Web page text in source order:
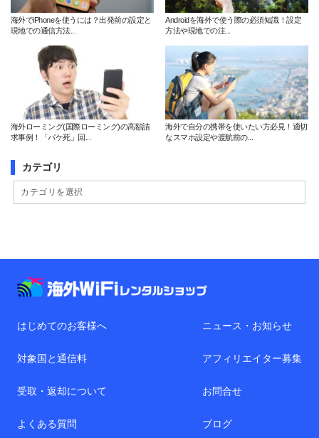
海外でiPhoneを使うには？出発前の設定と
現地での通信方法...
Androidを海外で使う際の必須知識！設定
方法や現地での注...
海外ローミング(国際ローミング)の高額請
求事例！「パケ死」回...
海外で自分の携帯を使いたい方必見！適切
なスマホ設定や渡航前の...
カテゴリ
はじめてのお客様へ
対象国と通信料
受取・返却について
よくある質問
ニュース・お知らせ
アフィリエイター募集
お問合せ
ブログ